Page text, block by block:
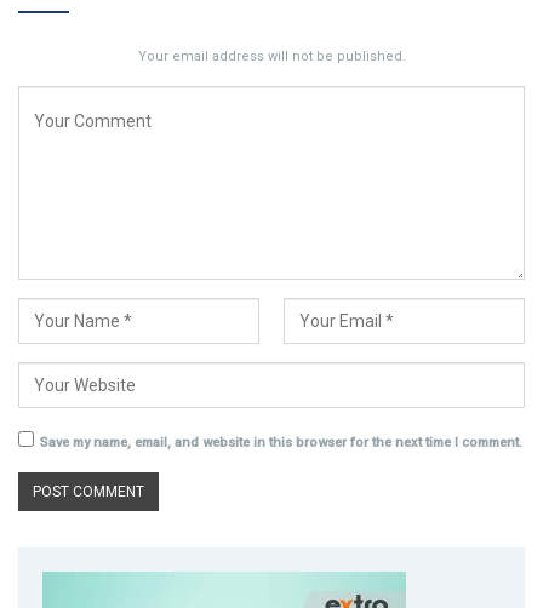
Your email address will not be published.
Save my name, email, and website in this browser for the next time I comment.